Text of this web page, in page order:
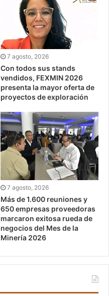
7 agosto, 2026
Con todos sus stands
vendidos, FEXMIN 2026
presenta la mayor oferta de
proyectos de exploración
7 agosto, 2026
Más de 1.600 reuniones y
650 empresas proveedoras
marcaron exitosa rueda de
negocios del Mes de la
Minería 2026